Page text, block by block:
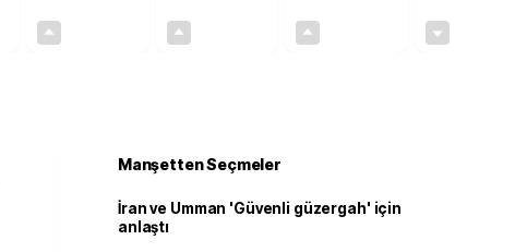
Manşetten Seçmeler
İran ve Umman 'Güvenli güzergah' için
anlaştı